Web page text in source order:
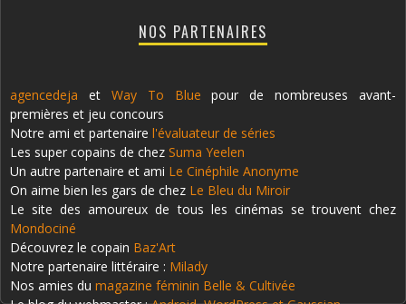
NOS PARTENAIRES
agencedeja et Way To Blue pour de nombreuses avant-
premières et jeu concours
Notre ami et partenaire l'évaluateur de séries
Les super copains de chez Suma Yeelen
Un autre partenaire et ami Le Cinéphile Anonyme
On aime bien les gars de chez Le Bleu du Miroir
Le site des amoureux de tous les cinémas se trouvent chez
Mondociné
Découvrez le copain Baz'Art
Notre partenaire littéraire : Milady
Nos amies du magazine féminin Belle & Cultivée